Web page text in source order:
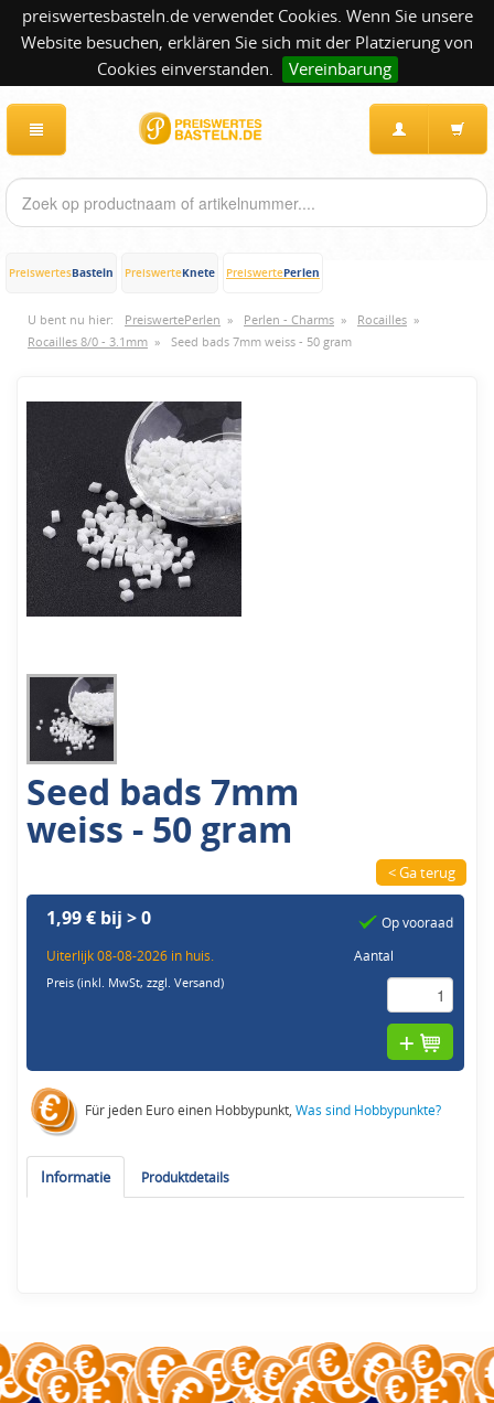
preiswertesbasteln.de verwendet Cookies. Wenn Sie unsere
Website besuchen, erklären Sie sich mit der Platzierung von
Cookies einverstanden.
Vereinbarung
PreiswertesBasteln PreiswerteKnete PreiswertePerlen
U bent nu hier: PreiswertePerlen » Perlen - Charms » Rocailles »
Rocailles 8/0 - 3.1mm » Seed bads 7mm weiss - 50 gram
Seed bads 7mm
weiss - 50 gram
< Ga terug
1,99 € bij > 0
Uiterlijk 08-08-2026 in huis.
Preis (inkl. MwSt,zzgl. Versand)
Op vooraad
Aantal
Für jeden Euro einen Hobbypunkt,Was sind Hobbypunkte?
Informatie Produktdetails